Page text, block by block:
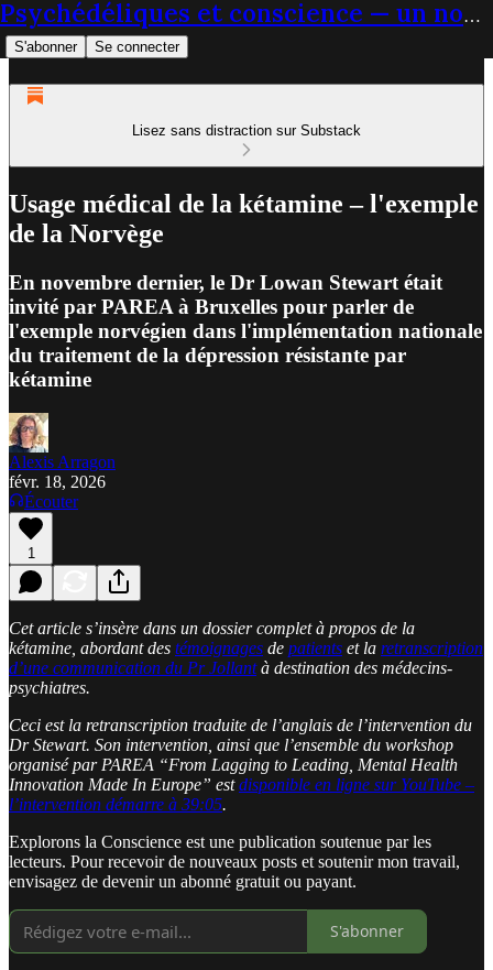
Psychédéliques et conscience — un nouveau paradigme du soin
S'abonner Se connecter
Lisez sans distraction sur Substack
Usage médical de la kétamine – l'exemple
de la Norvège
En novembre dernier, le Dr Lowan Stewart était
invité par PAREA à Bruxelles pour parler de
l'exemple norvégien dans l'implémentation nationale
du traitement de la dépression résistante par
kétamine
Alexis Arragon
févr. 18, 2026
Écouter
1
Cet article s’insère dans un dossier complet à propos de la
kétamine, abordant des témoignages de patients et la retranscription
d’une communication du Pr Jollantà destination des médecins-
psychiatres.
Ceci est la retranscription traduite de l’anglais de l’intervention du
Dr Stewart. Son intervention, ainsi que l’ensemble du workshop
organisé par PAREA “From Lagging to Leading, Mental Health
Innovation Made In Europe” estdisponible en ligne sur YouTube –
l’intervention démarre à 39:05.
Explorons la Conscience est une publication soutenue par les
lecteurs. Pour recevoir de nouveaux posts et soutenir mon travail,
envisagez de devenir un abonné gratuit ou payant.
S'abonner